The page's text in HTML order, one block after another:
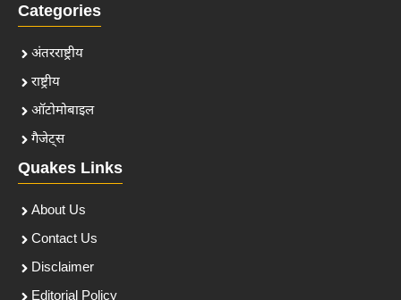
Categories
अंतरराष्ट्रीय
राष्ट्रीय
ऑटोमोबाइल
गैजेट्स
Quakes Links
About Us
Contact Us
Disclaimer